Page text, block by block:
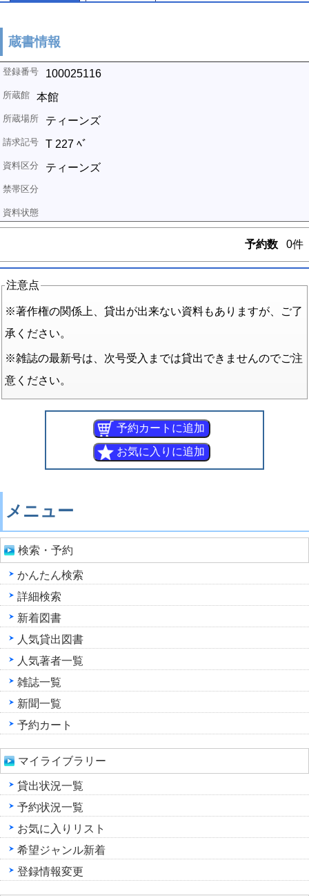
蔵書情報
100025116
本館
ティーンズ
T 227 ﾍﾞ
ティーンズ
予約数 0件
注意点
※著作権の関係上、貸出が出来ない資料もありますが、ご了
承ください。
※雑誌の最新号は、次号受入までは貸出できませんのでご注
意ください。
メニュー
検索・予約
かんたん検索
詳細検索
新着図書
人気貸出図書
人気著者一覧
雑誌一覧
新聞一覧
予約カート
マイライブラリー
貸出状況一覧
予約状況一覧
お気に入りリスト
希望ジャンル新着
登録情報変更